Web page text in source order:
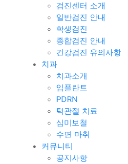
검진센터 소개
일반검진 안내
학생검진
종합검진 안내
건강검진 유의사항
치과
치과소개
임플란트
PDRN
턱관절 치료
심미보철
수면 마취
커뮤니티
공지사항